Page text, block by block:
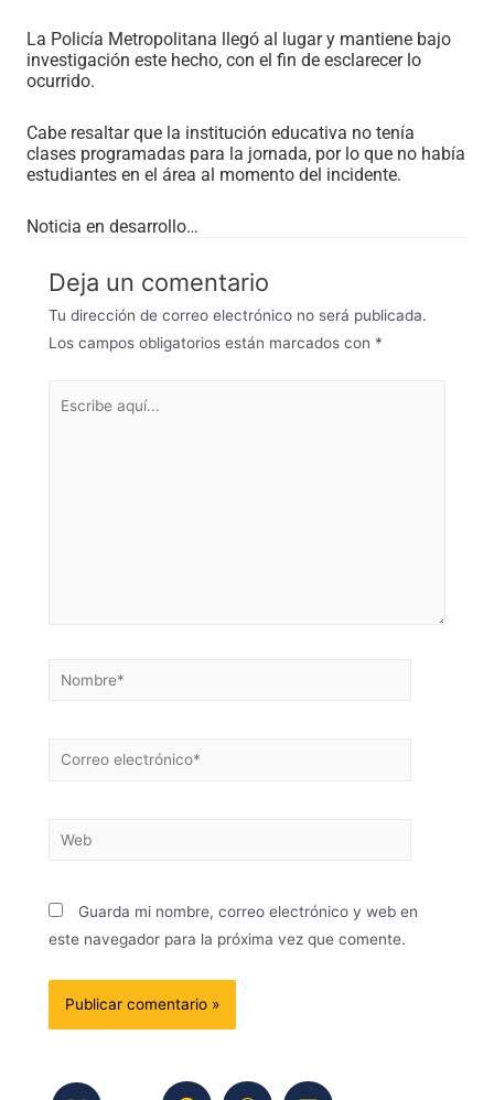
La Policía Metropolitana llegó al lugar y mantiene bajo
investigación este hecho, con el fin de esclarecer lo
ocurrido.
Cabe resaltar que la institución educativa no tenía
clases programadas para la jornada, por lo que no había
estudiantes en el área al momento del incidente.
Noticia en desarrollo…
Deja un comentario
Tu dirección de correo electrónico no será publicada.
Los campos obligatorios están marcados con *
Guarda mi nombre, correo electrónico y web en
este navegador para la próxima vez que comente.